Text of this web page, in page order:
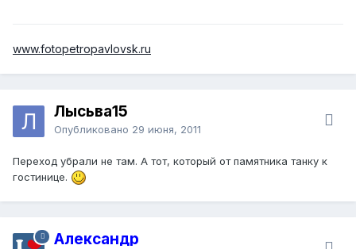
www.fotopetropavlovsk.ru
Лысьва15
Опубликовано 29 июня, 2011
Переход убрали не там. А тот, который от памятника танку к
гостинице.
Александр